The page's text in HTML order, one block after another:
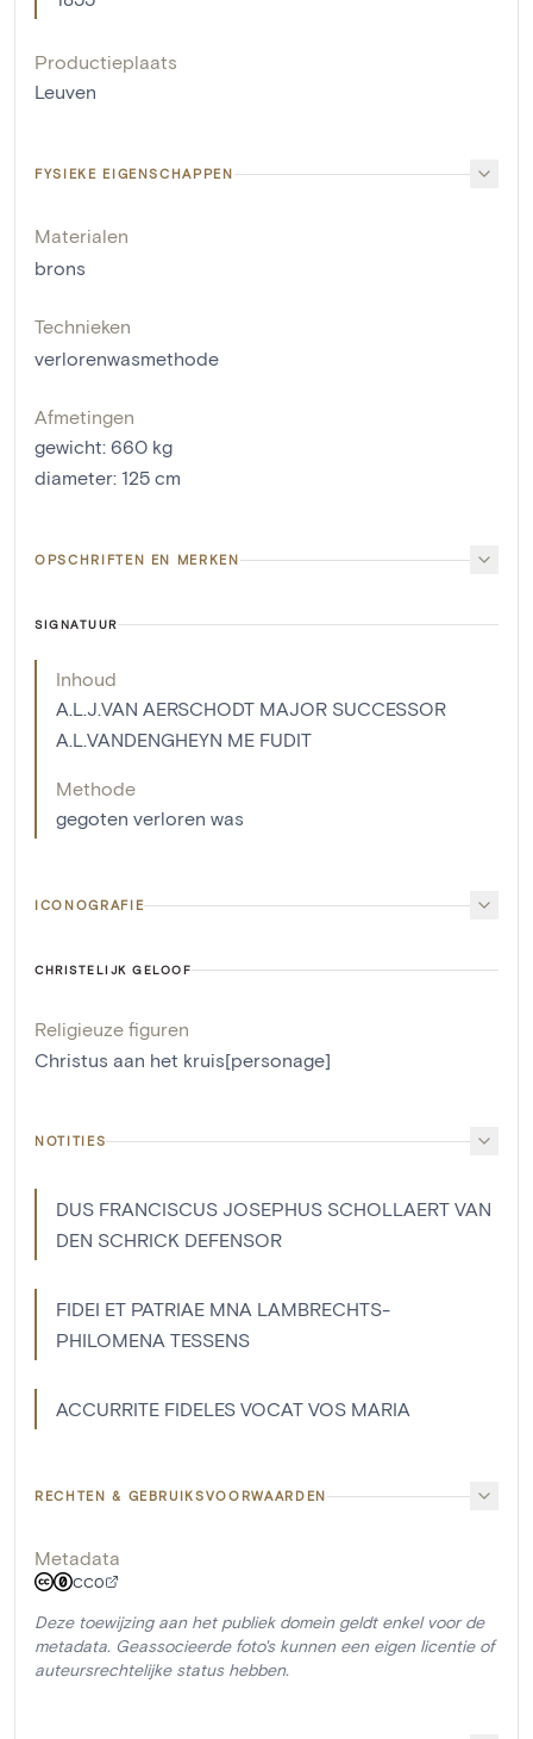
Productieplaats
Leuven
FYSIEKE EIGENSCHAPPEN
Materialen
brons
Technieken
verlorenwasmethode
Afmetingen
gewicht: 660 kg
diameter: 125 cm
OPSCHRIFTEN EN MERKEN
SIGNATUUR
Inhoud
A.L.J.VAN AERSCHODT MAJOR SUCCESSOR
A.L.VANDENGHEYN ME FUDIT
Methode
gegoten verloren was
ICONOGRAFIE
CHRISTELIJK GELOOF
Religieuze figuren
Christus aan het kruis[personage]
NOTITIES
DUS FRANCISCUS JOSEPHUS SCHOLLAERT VAN
DEN SCHRICK DEFENSOR
FIDEI ET PATRIAE MNA LAMBRECHTS-
PHILOMENA TESSENS
ACCURRITE FIDELES VOCAT VOS MARIA
RECHTEN & GEBRUIKSVOORWAARDEN
Metadata
CC0
Deze toewijzing aan het publiek domein geldt enkel voor de
metadata. Geassocieerde foto's kunnen een eigen licentie of
auteursrechtelijke status hebben.